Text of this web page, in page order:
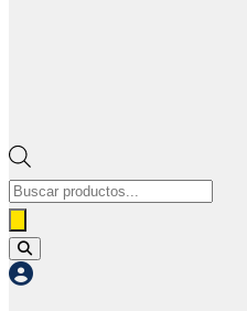
Búsqueda
de
productos